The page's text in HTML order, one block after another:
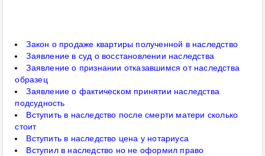
Закон о продаже квартиры полученной в наследство
Заявление в суд о восстановлении наследства
Заявление о признании отказавшимся от наследства
образец
Заявление о фактическом принятии наследства
подсудность
Вступить в наследство после смерти матери сколько
стоит
Вступить в наследство цена у нотариуса
Вступил в наследство но не оформил право